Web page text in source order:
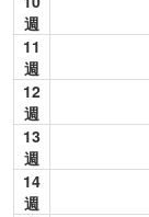
週
11
週
12
週
13
週
14
週